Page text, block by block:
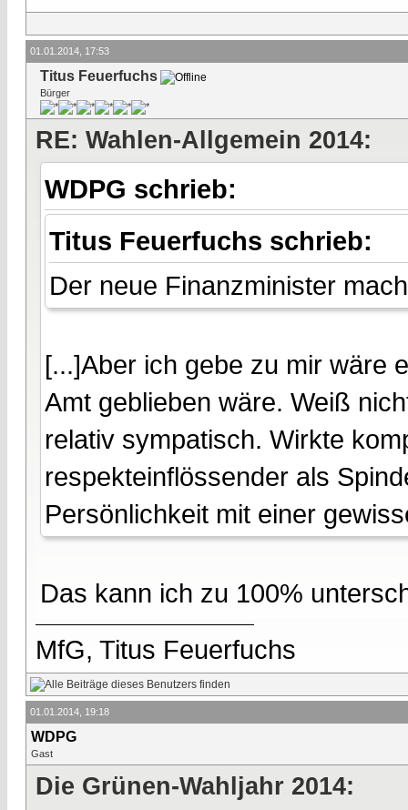
01.01.2014, 17:53
Titus Feuerfuchs
Bürger
RE: Wahlen-Allgemein 2014:
WDPG schrieb:
Titus Feuerfuchs schrieb:
Der neue Finanzminister
[...]Aber ich gebe zu mir wäre
Amt geblieben wäre. Weiß
relativ sympatisch. Wirkte
respekteinflössender als
Persönlichkeit mit einer
Das kann ich zu 100%
MfG, Titus Feuerfuchs
01.01.2014, 19:18
WDPG
Gast
Die Grünen-Wahljahr 2014: